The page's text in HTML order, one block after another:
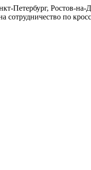
Петербург, Ростов-
сотрудничество по